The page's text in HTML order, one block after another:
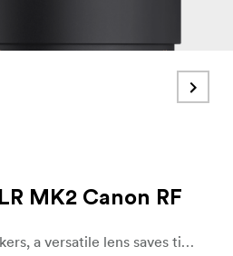
MK2 Canon RF
For independent filmmakers, a versatile lens saves time and money. The Samyang VDSLR MK2 series has fast apertures across all five models, allowing filmmakers to concentrate more on the scene and creativity without worrying about image quality, even in low-light situations. The shallow depth of field blurs out the background and highlights the subject, adding depth to the story.